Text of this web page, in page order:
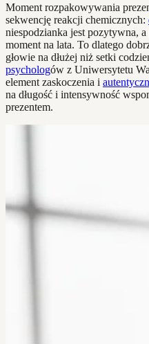
Moment rozpakowywania
sekwencję reakcji chemicznych:
niespodzianka jest pozytywna, a
moment na lata. To dlatego
głowie na dłużej niż setki
psychologów z Uniwersytetu
element zaskoczenia i
na długość i intensywność
prezentem.